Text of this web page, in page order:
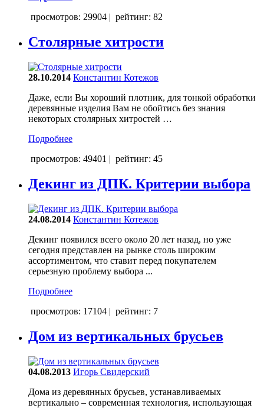
просмотров: 29904 | рейтинг: 82
Столярные хитрости
28.10.2014 Константин Котежов
Даже, если Вы хороший плотник, для тонкой обработки
деревянные изделия Вам не обойтись без знания
некоторых столярных хитростей …
Подробнее
просмотров: 49401 | рейтинг: 45
Декинг из ДПК. Критерии выбора
24.08.2014 Константин Котежов
Декинг появился всего около 20 лет назад, но уже
сегодня представлен на рынке столь широким
ассортиментом, что ставит перед покупателем
серьезную проблему выбора ...
Подробнее
просмотров: 17104 | рейтинг: 7
Дом из вертикальных брусьев
04.08.2013 Игорь Свидерский
Дома из деревянных брусьев, устанавливаемых
вертикально – современная технология, использующая